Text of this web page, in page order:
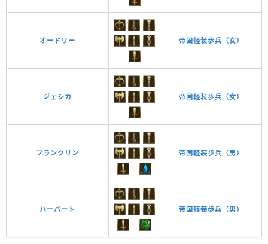
オードリー 帝国軽装歩兵（女）
ジェシカ 帝国軽装歩兵（女）
フランクリン 帝国軽装歩兵（男）
ハーバート 帝国軽装歩兵（男）